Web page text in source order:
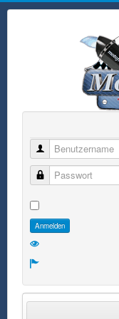
Benutzername
Passwort
Anmelden